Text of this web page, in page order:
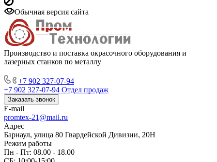
Обычная версия сайта
Производство и поставка окрасочного оборудования и
лазерных станков по металлу
+7 902 327-07-94
+7 902 327-07-94 Отдел продаж
Заказать звонок
E-mail
promtex-21@mail.ru
Адрес
Барнаул, улица 80 Гвардейской Дивизии, 20Н
Режим работы
Пн - Пт: 08.00 - 18.00